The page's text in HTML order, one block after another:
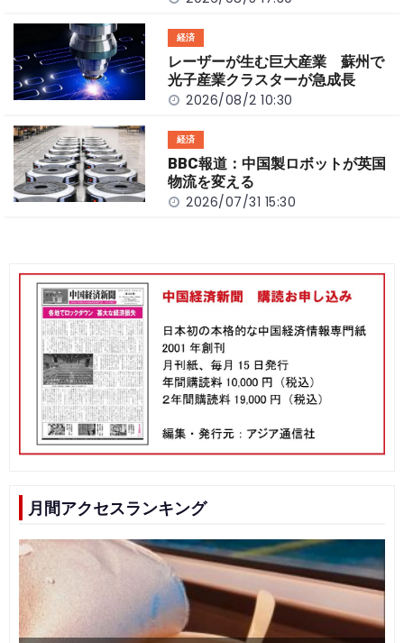
経済
レーザーが生む巨大産業 蘇州で
光子産業クラスターが急成長
2026/08/2 10:30
経済
BBC報道：中国製ロボットが英国
物流を変える
2026/07/31 15:30
月間アクセスランキング